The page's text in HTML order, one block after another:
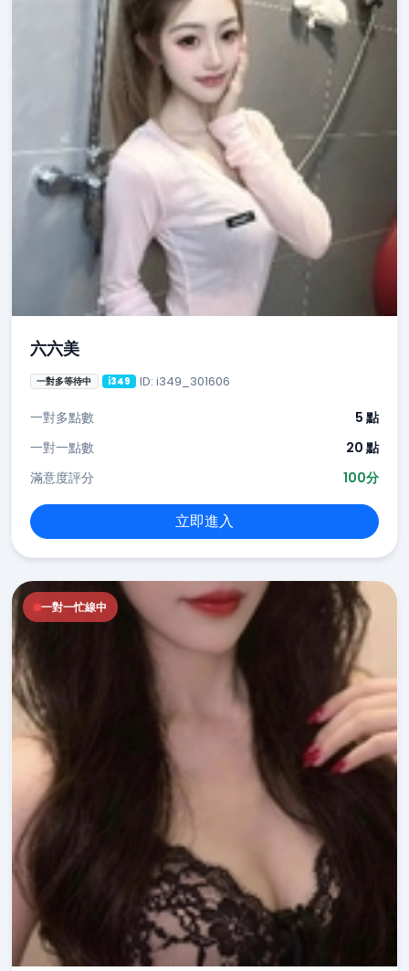
六六美
一對多等待中 i349 ID: i349_301606
一對多點數
5 點
一對一點數
20 點
滿意度評分
100分
立即進入
一對一忙線中